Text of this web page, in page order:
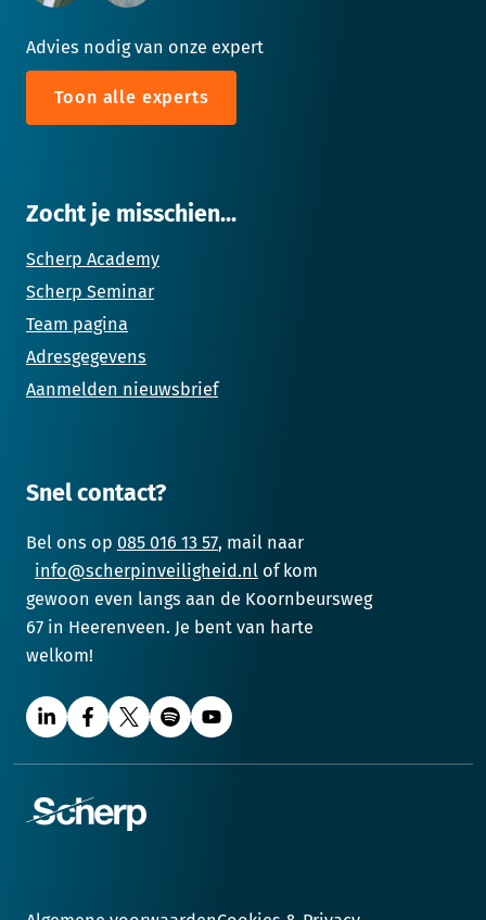
Advies nodig van onze expert
Toon alle experts
Zocht je misschien...
Scherp Academy
Scherp Seminar
Team pagina
Adresgegevens
Aanmelden nieuwsbrief
Snel contact?
Bel ons op 085 016 13 57, mail naar
info@scherpinveiligheid.nl of kom
gewoon even langs aan de Koornbeursweg
67 in Heerenveen. Je bent van harte
welkom!